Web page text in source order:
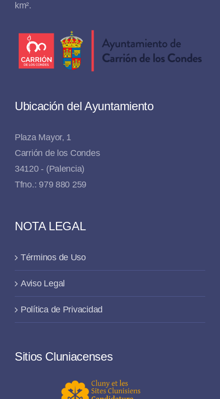
km².
Ubicación del Ayuntamiento
Plaza Mayor, 1
Carrión de los Condes
34120 - (Palencia)
Tfno.: 979 880 259
NOTA LEGAL
Términos de Uso
Aviso Legal
Política de Privacidad
Sitios Cluniacenses